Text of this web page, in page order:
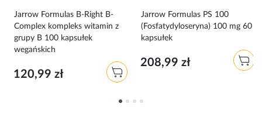
Jarrow Formulas B-Right B-
Complex kompleks witamin z
grupy B 100 kapsułek
wegańskich
120,99 zł
Jarrow Formulas PS 100
(Fosfatydyloseryna) 100 mg 60
kapsułek
208,99 zł